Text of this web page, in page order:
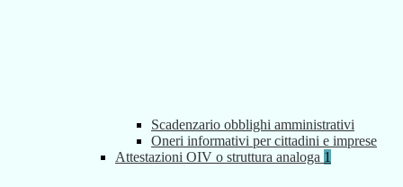
Scadenzario obblighi amministrativi
Oneri informativi per cittadini e imprese
Attestazioni OIV o struttura analoga 1